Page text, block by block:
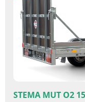
STEMA MUT O2